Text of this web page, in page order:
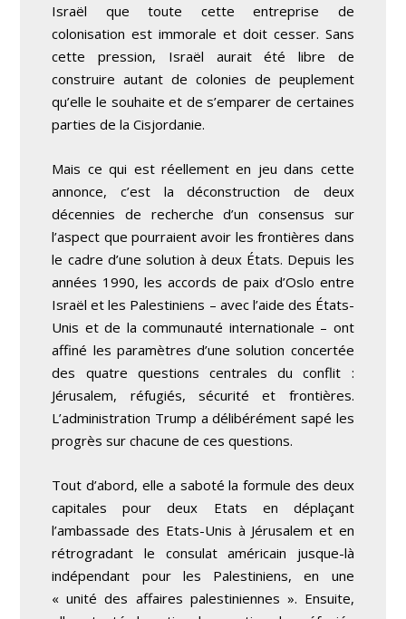
Israël que toute cette entreprise de
colonisation est immorale et doit cesser. Sans
cette pression, Israël aurait été libre de
construire autant de colonies de peuplement
qu’elle le souhaite et de s’emparer de certaines
parties de la Cisjordanie.
Mais ce qui est réellement en jeu dans cette
annonce, c’est la déconstruction de deux
décennies de recherche d’un consensus sur
l’aspect que pourraient avoir les frontières dans
le cadre d’une solution à deux États. Depuis les
années 1990, les accords de paix d’Oslo entre
Israël et les Palestiniens – avec l’aide des États-
Unis et de la communauté internationale – ont
affiné les paramètres d’une solution concertée
des quatre questions centrales du conflit :
Jérusalem, réfugiés, sécurité et frontières.
L’administration Trump a délibérément sapé les
progrès sur chacune de ces questions.
Tout d’abord, elle a saboté la formule des deux
capitales pour deux Etats en déplaçant
l’ambassade des Etats-Unis à Jérusalem et en
rétrogradant le consulat américain jusque-là
indépendant pour les Palestiniens, en une
« unité des affaires palestiniennes ». Ensuite,